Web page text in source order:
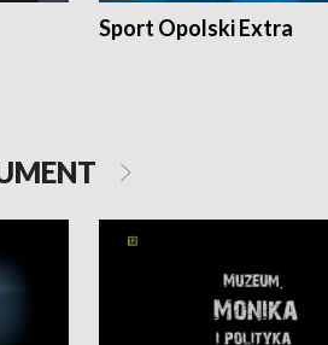
Sport Opolski Extra